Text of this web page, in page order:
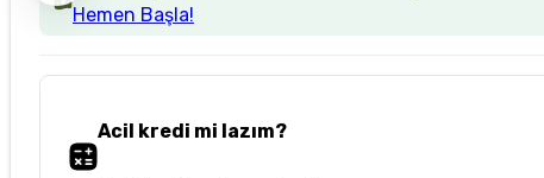
Hemen Başla!
Acil kredi mi lazım?